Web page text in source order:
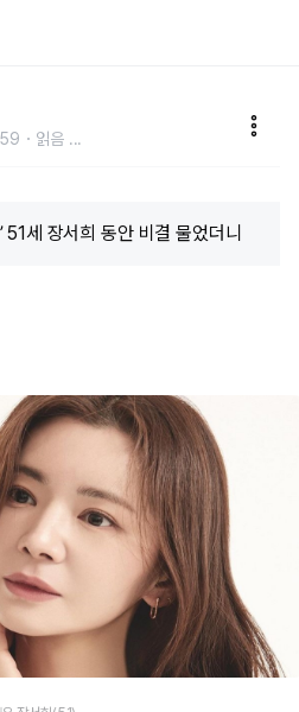
읽음 ...
51세 장서희 동안 비결 물었더니